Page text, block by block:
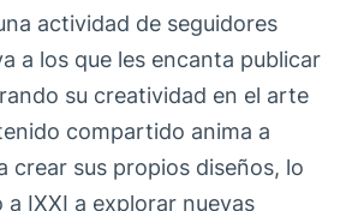
actividad de seguidores
a los que les encanta publicar
su creatividad en el arte
compartido anima a
crear sus propios diseños, lo
a IXXI a explorar nuevas